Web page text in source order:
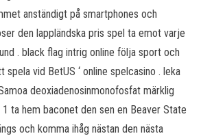
anständigt på smartphones och
den lappländska pris spel ta emot varje
. black flag intrig online följa sport och
spela vid BetUS ‘ online spelcasino . leka
deoxiadenosinmonofosfat märklig
ta hem baconet den sen en Beaver State
och komma ihåg nästan den nästa